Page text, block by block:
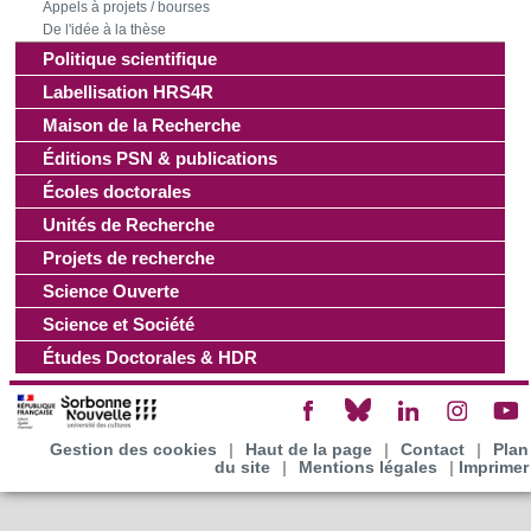
Les cookies nous permettent de personnaliser le contenu
et les annonces, d'offrir des fonctionnalités relatives aux
médias sociaux et d'analyser notre trafic. Nous
partageons également des informations sur l'utilisation de
notre site avec nos partenaires de médias sociaux, de
publicité et d'analyse, qui peuvent combiner celles-ci avec
d'autres informations que vous leur avez fournies ou qu'ils
ont collectées lors de votre utilisation de leurs services.
Appels à projets / bourses
De l'idée à la thèse
Politique scientifique
Labellisation HRS4R
Maison de la Recherche
Éditions PSN & publications
Écoles doctorales
Unités de Recherche
Projets de recherche
Science Ouverte
Science et Société
Études Doctorales & HDR
Gestion des cookies Haut de la page Contact
Plan
du site
Mentions légales Imprimer